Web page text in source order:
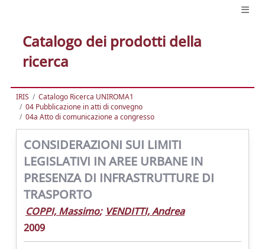
Catalogo dei prodotti della
ricerca
IRIS
Catalogo Ricerca UNIROMA1
04 Pubblicazione in atti di convegno
04a Atto di comunicazione a congresso
CONSIDERAZIONI SUI LIMITI
LEGISLATIVI IN AREE URBANE IN
PRESENZA DI INFRASTRUTTURE DI
TRASPORTO
COPPI, Massimo; VENDITTI, Andrea
2009